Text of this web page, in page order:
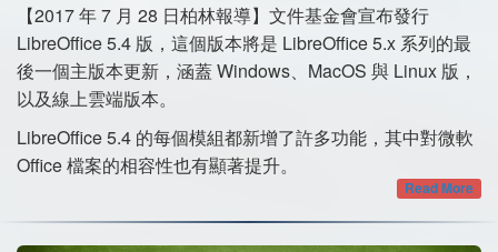
【2017 年 7 月 28 日柏林報導】文件基金會宣布發行
LibreOffice 5.4 版，這個版本將是 LibreOffice 5.x 系列的最
後一個主版本更新，涵蓋 Windows、MacOS 與 Linux 版，
以及線上雲端版本。
LibreOffice 5.4 的每個模組都新增了許多功能，其中對微軟
Office 檔案的相容性也有顯著提升。
Read More